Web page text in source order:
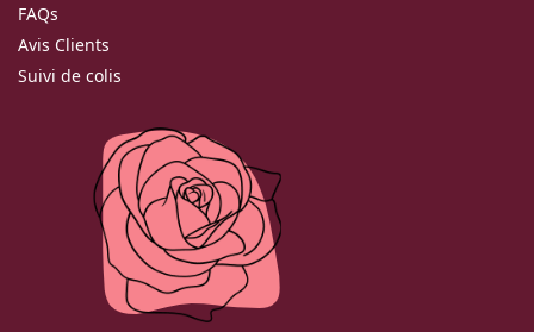
FAQs
Avis Clients
Suivi de colis